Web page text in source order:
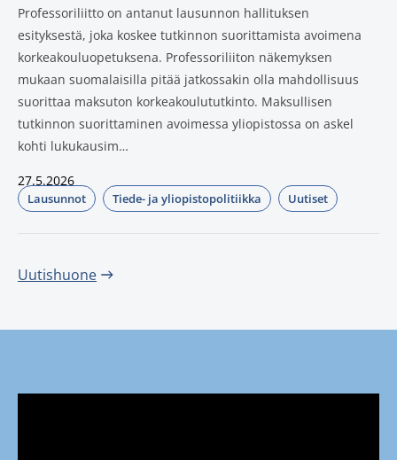
Professoriliitto on antanut lausunnon hallituksen
esityksestä, joka koskee tutkinnon suorittamista avoimena
korkeakouluopetuksena. Professoriliiton näkemyksen
mukaan suomalaisilla pitää jatkossakin olla mahdollisuus
suorittaa maksuton korkeakoulututkinto. Maksullisen
tutkinnon suorittaminen avoimessa yliopistossa on askel
kohti lukukausim…
Julkaistut:
27.5.2026
Lausunnot Tiede- ja yliopistopolitiikka Uutiset
Uutishuone